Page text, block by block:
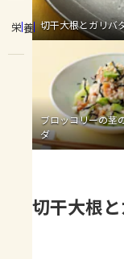
レシピ
トーク
よくあ
お買い
栄養 切干大根とガリバ
ブロッコリーの茎
ダ
切干大根